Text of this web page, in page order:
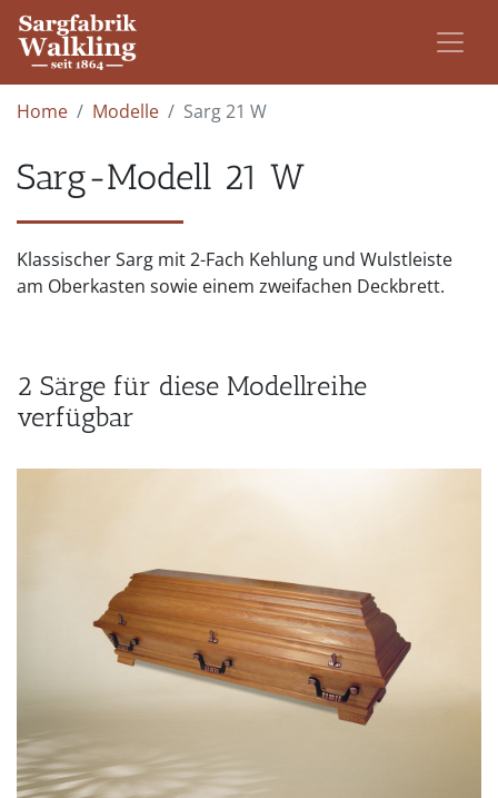
Home Modelle Sarg 21 W
Sarg-Modell 21 W
Klassischer Sarg mit 2-Fach Kehlung und Wulstleiste
am Oberkasten sowie einem zweifachen Deckbrett.
2 Särge für diese Modellreihe
verfügbar